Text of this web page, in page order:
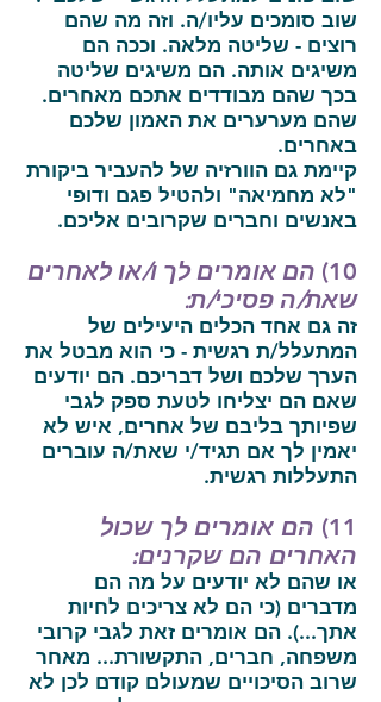
שוב סומכים עליו/ה. וזה מה שהם
רוצים - שליטה מלאה. וככה הם
משיגים אותה. הם משיגים שליטה
בכך שהם מבודדים אתכם מאחרים.
שהם מערערים את האמון שלכם
באחרים.
קיימת גם הוורזיה של להעביר ביקורת
"לא מחמיאה" ולהטיל פגם ודופי
באנשים וחברים שקרובים אליכם.
10) הם אומרים לך ו/או לאחרים
שאת/ה פסיכי/ת:
זה גם אחד הכלים היעילים של
המתעלל/ת רגשית - כי הוא מבטל את
הערך שלכם ושל דבריכם. הם יודעים
שאם הם יצליחו לטעת ספק לגבי
שפיותך בליבם של אחרים, איש לא
יאמין לך אם תגיד/י שאת/ה עוברים
התעללות רגשית.
11) הם אומרים לך שכול
האחרים הם שקרנים:
או שהם לא יודעים על מה הם
מדברים (כי הם לא צריכים לחיות
אתך...). הם אומרים זאת לגבי קרובי
משפחה, חברים, התקשורת... מאחר
שרוב הסיכויים שמעולם קודם לכן לא